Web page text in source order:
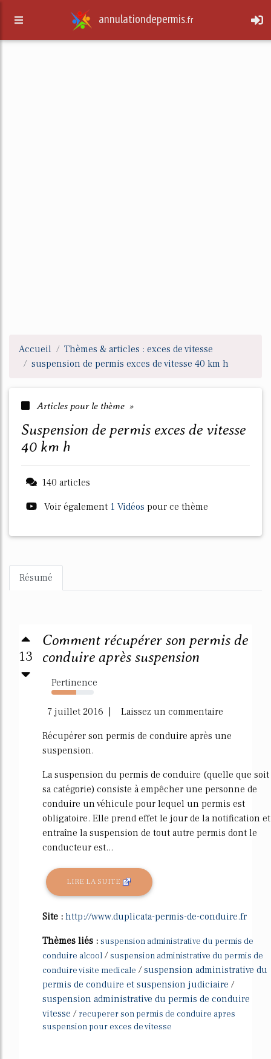
annulationdepermis.fr
Accueil
Thèmes & articles : exces de vitesse
suspension de permis exces de vitesse 40 km h
Articles pour le thème »
suspension de permis exces de vitesse
40 km h
140 articles
Voir également 1 Vidéos pour ce thème
Résumé
13
Comment récupérer son permis de
conduire après suspension
Pertinence
58%
7 juillet 2016 | Laissez un commentaire
Récupérer son permis de conduire après une
suspension.
La suspension du permis de conduire (quelle que soit
sa catégorie) consiste à empêcher une personne de
conduire un véhicule pour lequel un permis est
obligatoire. Elle prend effet le jour de la notification et
entraîne la suspension de tout autre permis dont le
conducteur est...
LIRE LA SUITE
Site : http://www.duplicata-permis-de-conduire.fr
Thèmes liés : suspension administrative du permis de
conduire alcool /suspension administrative du permis de
conduire visite medicale /suspension administrative du
permis de conduire et suspension judiciaire /
suspension administrative du permis de conduire
vitesse / recuperer son permis de conduire apres
suspension pour exces de vitesse